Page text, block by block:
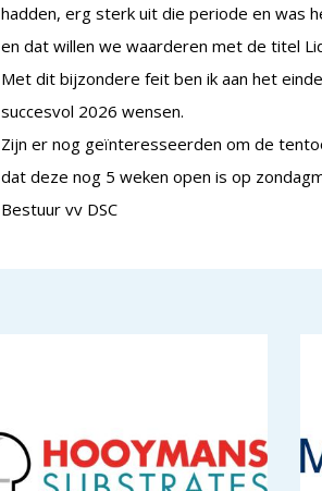
hadden, erg sterk uit die periode en was
en dat willen we waarderen met de titel
Met dit bijzondere feit ben ik aan het
succesvol 2026 wensen.
Zijn er nog geïnteresseerden om de
dat deze nog 5 weken open is op
Bestuur vv DSC